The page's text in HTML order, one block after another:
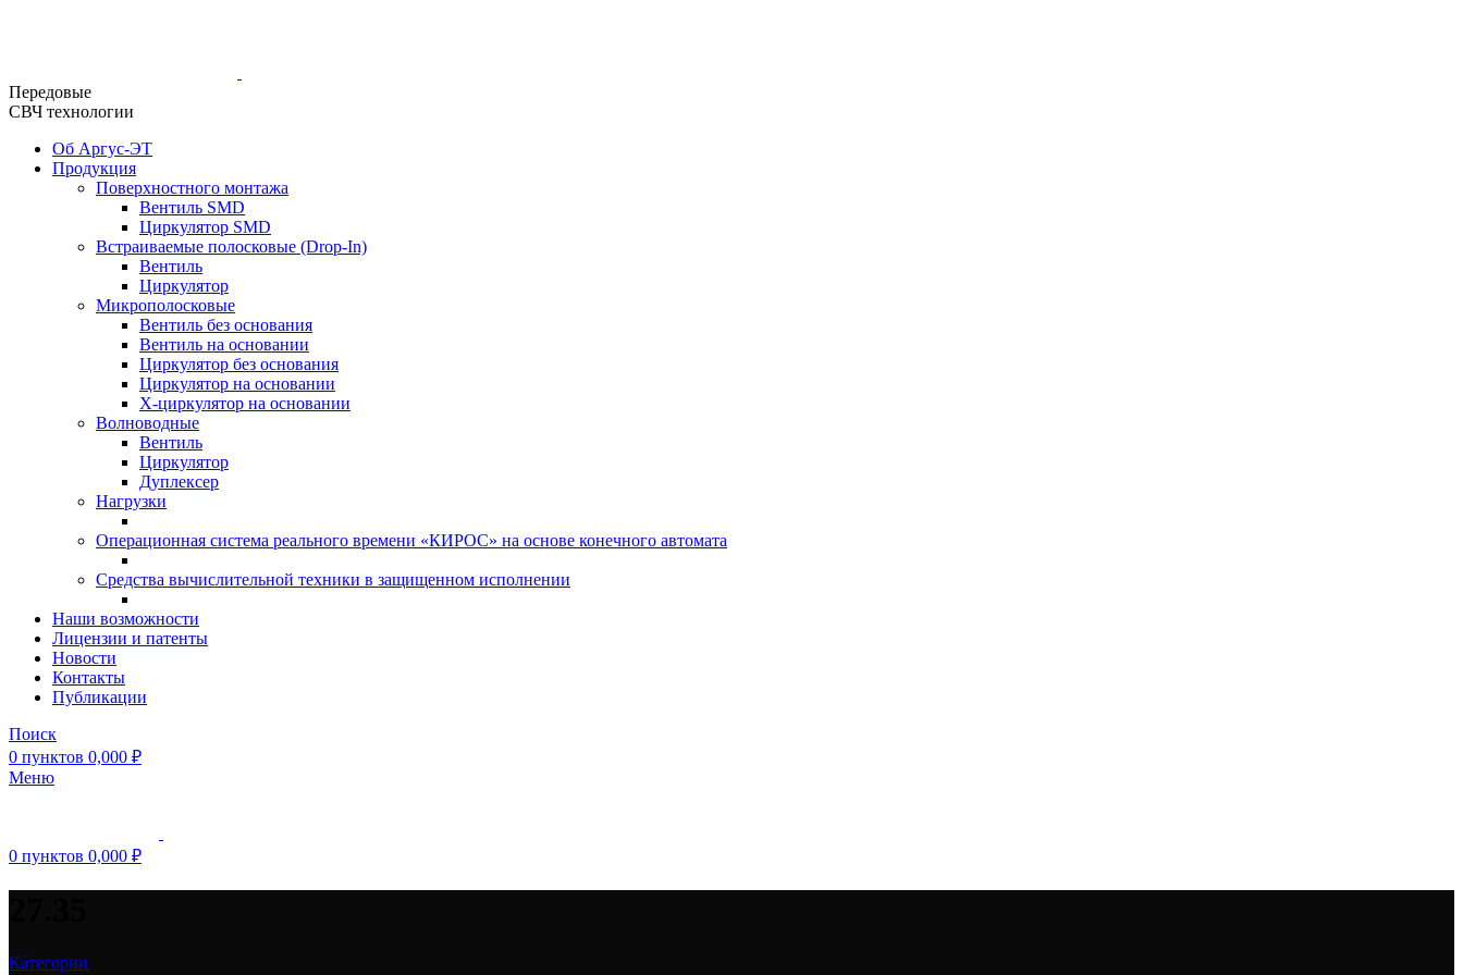
Передовые
СВЧ технологии
Об Аргус-ЭТ
Продукция
Поверхностного монтажа
Вентиль SMD
Циркулятор SMD
Встраиваемые полосковые (Drop-In)
Вентиль
Циркулятор
Микрополосковые
Вентиль без основания
Вентиль на основании
Циркулятор без основания
Циркулятор на основании
Х-циркулятор на основании
Волноводные
Вентиль
Циркулятор
Дуплексер
Нагрузки
Операционная система реального времени «КИРОС» на основе конечного автомата
Средства вычислительной техники в защищенном исполнении
Наши возможности
Лицензии и патенты
Новости
Контакты
Публикации
Поиск
0 пунктов 0,000 ₽
Меню
0 пунктов 0,000 ₽
Категории